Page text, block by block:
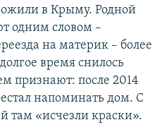
в Крыму. Родной
одним словом –
на материк – более
время снилось
признают: после 2014
напоминать дом. С
там «исчезли краски».